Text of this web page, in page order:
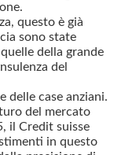
questo è già
sono state
della grande
del
delle case anziani.
del mercato
il Credit suisse
in questo